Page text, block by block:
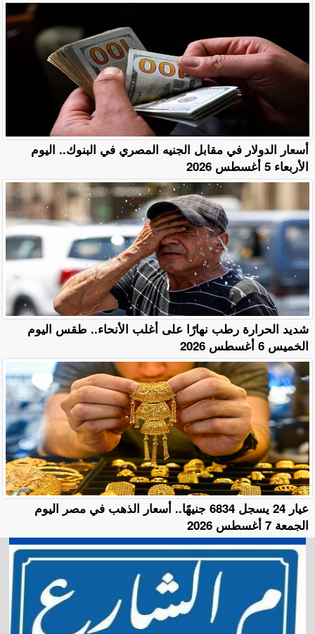
أسعار الدولار في مقابل الجنيه المصري في البنوك.. اليوم
الأربعاء 5 أغسطس 2026
​شديد الحرارة رطب نهارًا على أغلب الأنحاء.. طقس اليوم
الخميس 6 أغسطس 2026
عيار 24 يسجل 6834 جنيهًا.. أسعار الذهب في مصر اليوم
الجمعة 7 أغسطس 2026